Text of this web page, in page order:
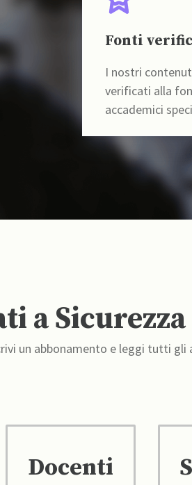
Fonti
I nostri
verificati alla
accademici
a
un abbonamento e leggi tutti gli
Docenti